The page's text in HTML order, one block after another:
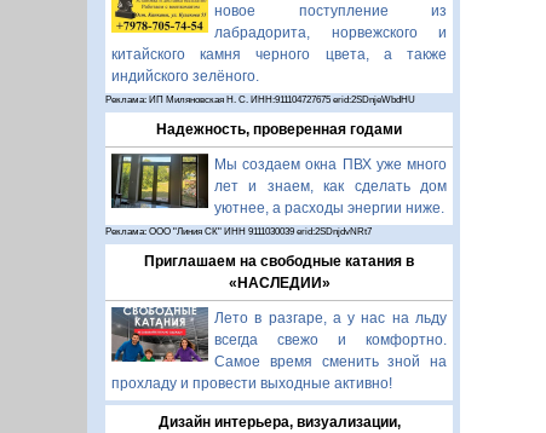
новое поступление из
лабрадорита, норвежского и
китайского камня черного цвета, а также
индийского зелёного.
Реклама: ИП Миляновская Н. С. ИНН:911104727675 erid:2SDnjeWbdHU
Надежность, проверенная годами
Мы создаем окна ПВХ уже много
лет и знаем, как сделать дом
уютнее, а расходы энергии ниже.
Реклама: ООО "Линия СК" ИНН 9111030039 erid:2SDnjdvNRt7
Приглашаем на свободные катания в
«НАСЛЕДИИ»
Лето в разгаре, а у нас на льду
всегда свежо и комфортно.
Самое время сменить зной на
прохладу и провести выходные активно!
Дизайн интерьера, визуализации,